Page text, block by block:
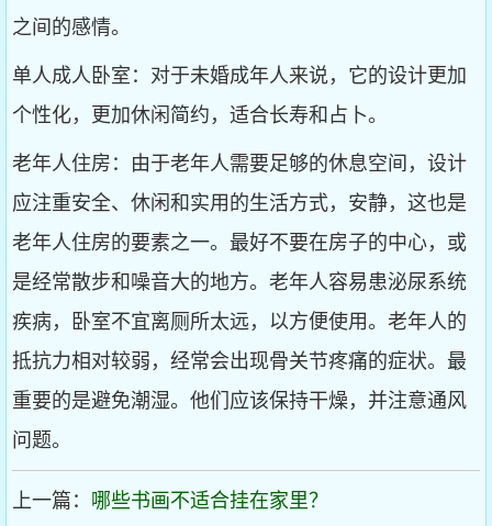
之间的感情。
单人成人卧室：对于未婚成年人来说，它的设计更加
个性化，更加休闲简约，适合长寿和占卜。
老年人住房：由于老年人需要足够的休息空间，设计
应注重安全、休闲和实用的生活方式，安静，这也是
老年人住房的要素之一。最好不要在房子的中心，或
是经常散步和噪音大的地方。老年人容易患泌尿系统
疾病，卧室不宜离厕所太远，以方便使用。老年人的
抵抗力相对较弱，经常会出现骨关节疼痛的症状。最
重要的是避免潮湿。他们应该保持干燥，并注意通风
问题。
上一篇： 哪些书画不适合挂在家里？